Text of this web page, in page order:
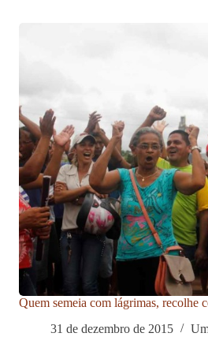
Quem semeia com lágrimas, recolhe
31 de dezembro de 2015